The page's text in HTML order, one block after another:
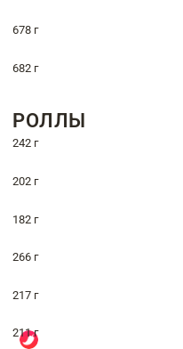
678 г
682 г
РОЛЛЫ
242 г
202 г
182 г
266 г
217 г
211 г